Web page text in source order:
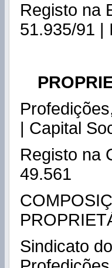
Registo na
51.935/91 |
| Capital
Registo na
49.561
Sindicato